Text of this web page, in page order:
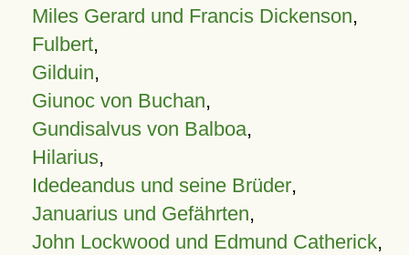
Miles Gerard und Francis Dickenson,
Fulbert,
Gilduin,
Giunoc von Buchan,
Gundisalvus von Balboa,
Hilarius,
Idedeandus und seine Brüder,
Januarius und Gefährten,
John Lockwood und Edmund Catherick,